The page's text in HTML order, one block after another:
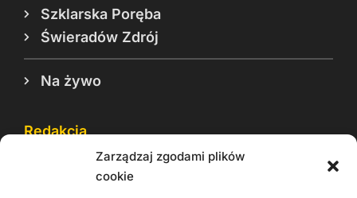
Zarządzaj zgodami plików
cookie
Szklarska Poręba
Świeradów Zdrój
Na żywo
Redakcja
Reklama